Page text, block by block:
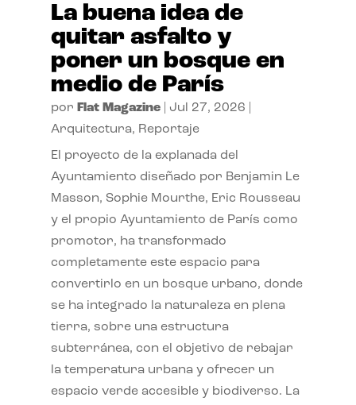
La buena idea de
quitar asfalto y
poner un bosque en
medio de París
por Flat Magazine| Jul 27, 2026
Arquitectura, Reportaje
El proyecto de la explanada del
Ayuntamiento diseñado por Benjamin Le
Masson, Sophie Mourthe, Eric Rousseau
y el propio Ayuntamiento de París como
promotor, ha transformado
completamente este espacio para
convertirlo en un bosque urbano, donde
se ha integrado la naturaleza en plena
tierra, sobre una estructura
subterránea, con el objetivo de rebajar
la temperatura urbana y ofrecer un
espacio verde accesible y biodiverso. La